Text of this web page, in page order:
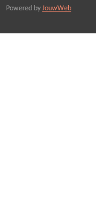
Powered by JouwWeb